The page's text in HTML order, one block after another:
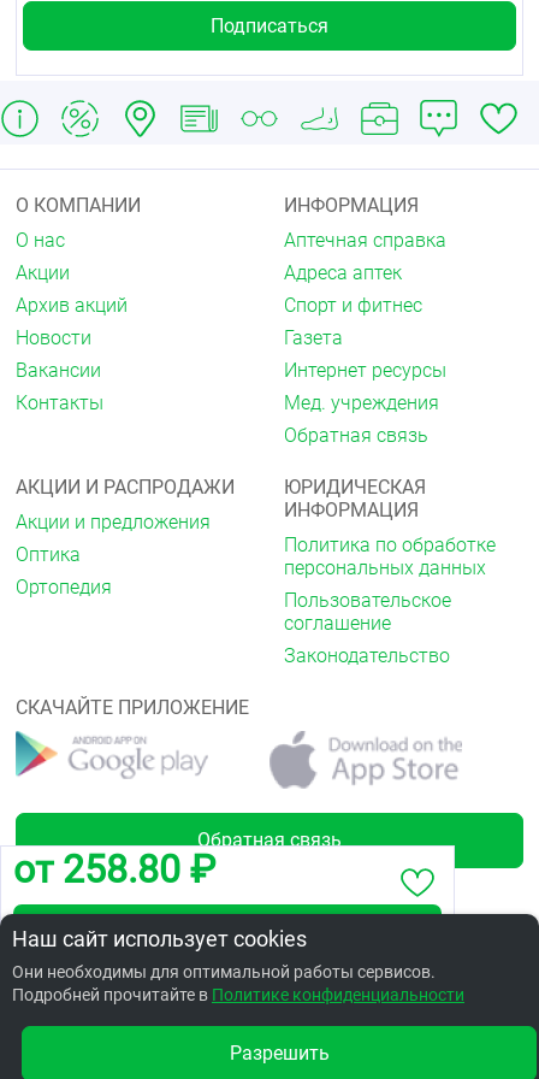
Хранить в недоступном для детей месте.
Срок годности
2 года.
Условия отпуска из аптек
от 258.80 ₽
Забронировать по адресу ул.Дианова,26
Заказать в интернет аптеке по цене: 390.14 ₽
Другие аптеки
О КОМПАНИИ
О нас
Акции
Архив акций
Новости
Вакансии
Контакты
ИНФОРМАЦИЯ
Аптечная справка
Адреса аптек
Спорт и фитнес
Газета
Интернет ресурсы
Мед. учреждения
Обратная связь
АКЦИИ И РАСПРОДАЖИ
Акции и предложения
Оптика
Ортопедия
ЮРИДИЧЕСКАЯ
ИНФОРМАЦИЯ
Политика по обработке
персональных данных
Пользовательское
соглашение
Законодательство
СКАЧАЙТЕ ПРИЛОЖЕНИЕ
Обратная связь
Лицензии
Наш сайт использует cookies
Они необходимы для оптимальной работы сервисов.
Подробней прочитайте в Политике конфиденциальности
Разрешить